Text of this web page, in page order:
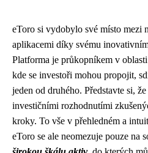
eToro si vydobylo své místo mezi
aplikacemi díky svému
Platforma je průkopníkem v oblasti
kde se investoři mohou propojit,
jeden od druhého. Představte si,
investičními rozhodnutími
kroky. To vše v přehledném a
eToro se ale neomezuje pouze na